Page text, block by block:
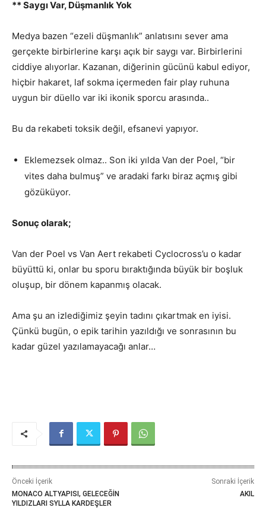
** Saygı Var, Düşmanlık Yok
Medya bazen “ezeli düşmanlık” anlatısını sever ama
gerçekte birbirlerine karşı açık bir saygı var. Birbirlerini
ciddiye alıyorlar. Kazanan, diğerinin gücünü kabul ediyor,
hiçbir hakaret, laf sokma içermeden fair play ruhuna
uygun bir düello var iki ikonik sporcu arasında..
Bu da rekabeti toksik değil, efsanevi yapıyor.
Eklemezsek olmaz.. Son iki yılda Van der Poel, “bir
vites daha bulmuş” ve aradaki farkı biraz açmış gibi
gözüküyor.
Sonuç olarak;
Van der Poel vs Van Aert rekabeti Cyclocross’u o kadar
büyüttü ki, onlar bu sporu bıraktığında büyük bir boşluk
oluşup, bir dönem kapanmış olacak.
Ama şu an izlediğimiz şeyin tadını çıkartmak en iyisi.
Çünkü bugün, o epik tarihin yazıldığı ve sonrasının bu
kadar güzel yazılamayacağı anlar…
Önceki İçerik
MONACO ALTYAPISI, GELECEĞİN
YILDIZLARI SYLLA KARDEŞLER
Sonraki İçerik
AKIL